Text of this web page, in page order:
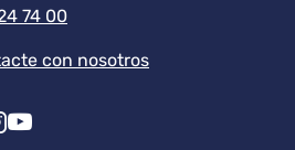
74 00
con nosotros
sociales institución